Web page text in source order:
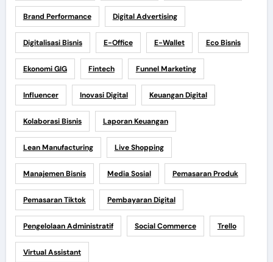
Brand Performance Digital Advertising
Digitalisasi Bisnis E-Office E-Wallet Eco Bisnis
Ekonomi GIG Fintech Funnel Marketing
Influencer Inovasi Digital Keuangan Digital
Kolaborasi Bisnis Laporan Keuangan
Lean Manufacturing Live Shopping
Manajemen Bisnis Media Sosial Pemasaran Produk
Pemasaran Tiktok Pembayaran Digital
Pengelolaan Administratif Social Commerce Trello
Virtual Assistant